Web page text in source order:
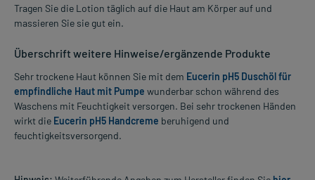
Tragen Sie die Lotion täglich auf die Haut am Körper auf und
massieren Sie sie gut ein.
Überschrift weitere Hinweise/ergänzende Produkte
Sehr trockene Haut können Sie mit dem Eucerin pH5 Duschöl für
empfindliche Haut mit Pumpe wunderbar schon während des
Waschens mit Feuchtigkeit versorgen. Bei sehr trockenen Händen
wirkt die Eucerin pH5 Handcreme beruhigend und
feuchtigkeitsversorgend.